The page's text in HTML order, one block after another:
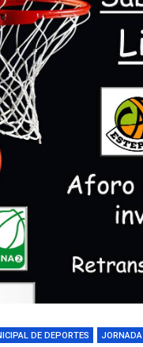
DE DEPORTES JORNADA